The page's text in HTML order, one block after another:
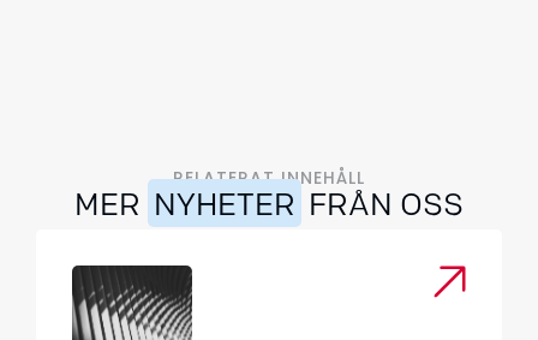
RELATERAT INNEHÅLL
MER NYHETER FRÅN OSS